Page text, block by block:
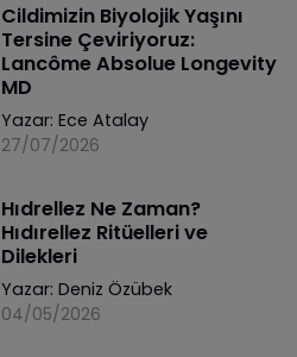
Cildimizin Biyolojik Yaşını
Tersine Çeviriyoruz:
Lancôme Absolue Longevity
MD
Yazar: Ece Atalay
27/07/2026
Hıdrellez Ne Zaman?
Hıdırellez Ritüelleri ve
Dilekleri
Yazar: Deniz Özübek
04/05/2026